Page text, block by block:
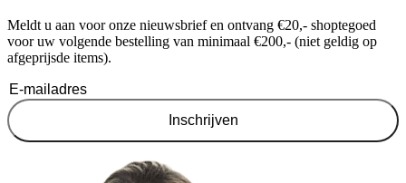
Meldt u aan voor onze nieuwsbrief en ontvang €20,- shoptegoed
voor uw volgende bestelling van minimaal €200,- (niet geldig op
afgeprijsde items).
Inschrijven